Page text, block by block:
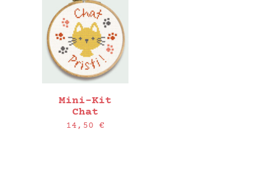
AJOUTER AU
Mini-Kit
Chat
14,50€